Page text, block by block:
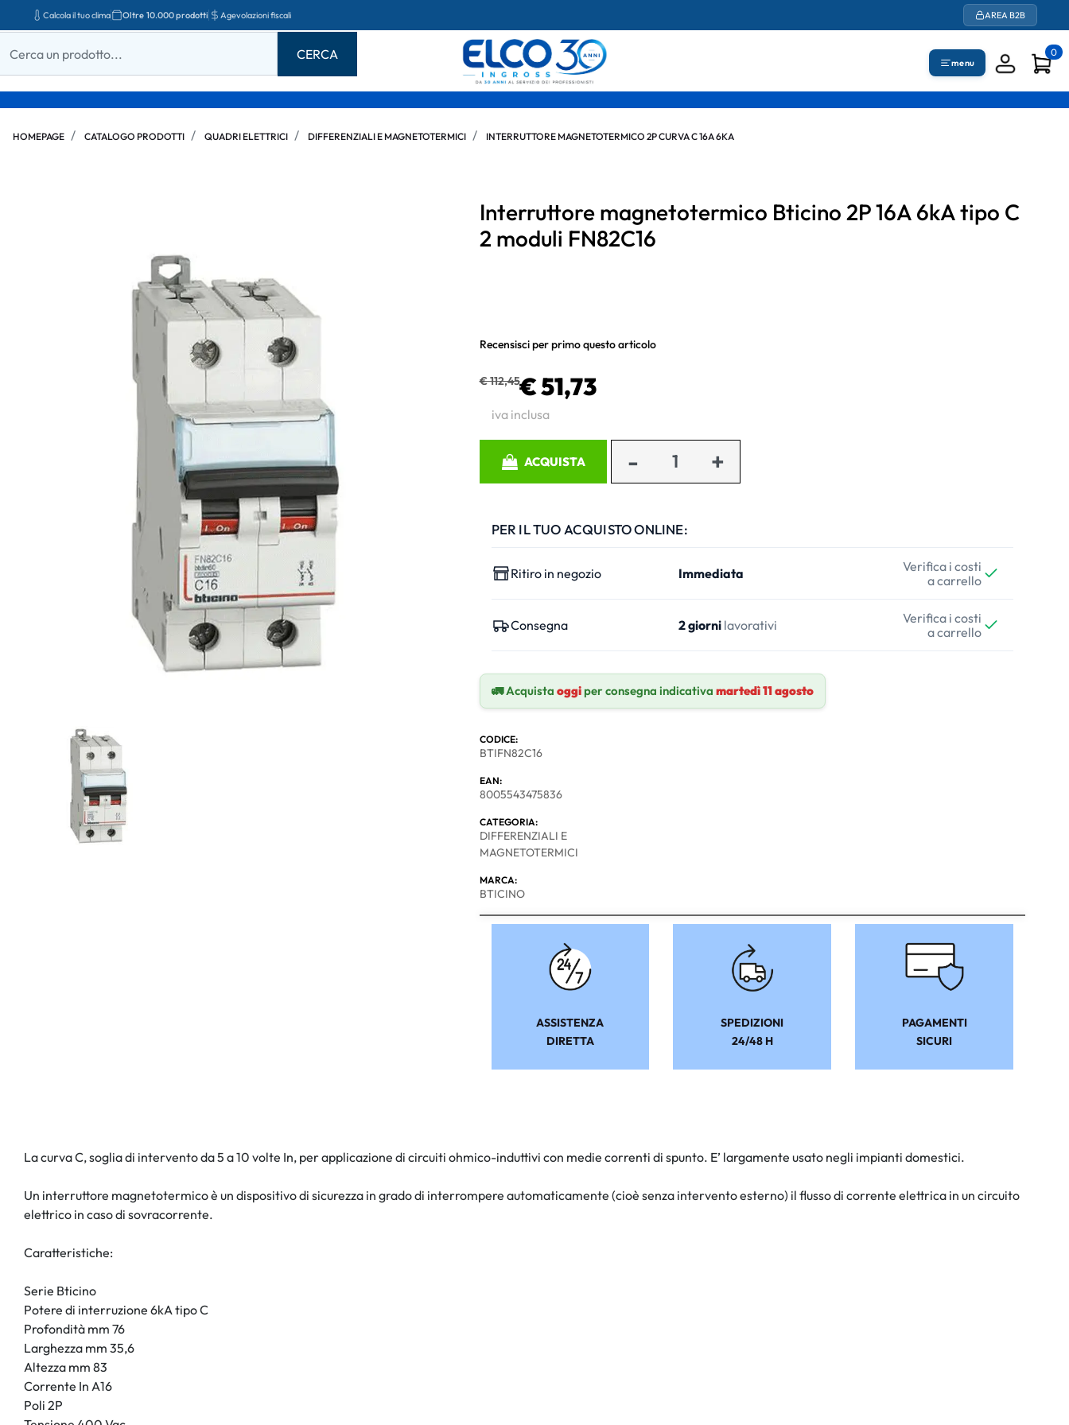
Calcola il tuo clima Oltre 10.000 prodotti Agevolazioni fiscali AREA B2B
menu
0
HOMEPAGE CATALOGO PRODOTTI QUADRI ELETTRICI DIFFERENZIALI E MAGNETOTERMICI INTERRUTTORE MAGNETOTERMICO 2P CURVA C 16A 6KA
Interruttore magnetotermico Bticino 2P 16A 6kA tipo C
2 moduli FN82C16
Recensisci per primo questo articolo
€ 112,45€ 51,73
iva inclusa
ACQUISTA
PER IL TUO ACQUISTO ONLINE:
Ritiro in negozio Immediata
Verifica i costi
a carrello
Consegna 2 giornilavorativi
Verifica i costi
a carrello
🚛 Acquista oggiper consegna indicativa martedì 11 agosto
CODICE:
BTIFN82C16
EAN:
8005543475836
CATEGORIA:
DIFFERENZIALI E
MAGNETOTERMICI
MARCA:
BTICINO
ASSISTENZA
DIRETTA
SPEDIZIONI
24/48 H
PAGAMENTI
SICURI
La curva C, soglia di intervento da 5 a 10 volte In, per applicazione di circuiti ohmico-induttivi con medie correnti di spunto. E’ largamente usato negli impianti domestici.
Un interruttore magnetotermico è un dispositivo di sicurezza in grado di interrompere automaticamente (cioè senza intervento esterno) il flusso di corrente elettrica in un circuito
elettrico in caso di sovracorrente.
Caratteristiche:
Serie Bticino
Potere di interruzione 6kA tipo C
Profondità mm 76
Larghezza mm 35,6
Altezza mm 83
Corrente In A16
Poli 2P